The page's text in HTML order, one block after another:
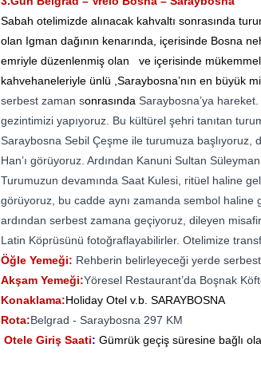
Sabah otelimizde alınacak kahvaltı sonrasında
olan Igman dağının kenarında, içerisinde Bosna
emriyle düzenlenmiş olan ve içerisinde
kahvehaneleriyle ünlü ,Saraybosna’nın en büyük
serbest zaman sonrasında Saraybosna’ya hareket.
gezintimizi yapıyoruz. Bu kültürel şehri tanıtan
Saraybosna Sebil Çeşme ile turumuza başlıyoruz,
Han’ı görüyoruz. Ardından Kanuni Sultan
Turumuzun devamında Saat Kulesi, ritüel haline
görüyoruz, bu cadde aynı zamanda sembol haline
ardından serbest zamana geçiyoruz, dileyen
Latin Köprüsünü fotoğraflayabilirler. Otelimize
Öğle Yemeği: Rehberin belirleyeceği yerde
Akşam Yemeği:Yöresel Restaurant’da Boşnak
Konaklama:Holiday Otel v.b. SARAYBOSNA
Rota:Belgrad - Saraybosna 297 KM
Otele Giriş Saati: Gümrük geçiş süresine bağlı